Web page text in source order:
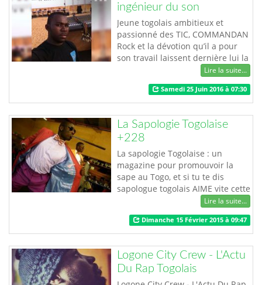
ingénieur du son
Jeune togolais ambitieux et
passionné des TIC, COMMANDAN
Rock et la dévotion qu’il a pour
son travail laissent dernière lui la
marque d’un jeune homme très
du résultat et de la rentabilité fait
de Divine Authority sa structure,
une des plus remarquables et
connues. Son sens pointu de
l’organisation est à l’image d…
Lire la suite...
Samedi 25 Juin 2016 à 07:30
La Sapologie Togolaise
+228
La sapologie Togolaise : un
magazine pour promouvoir la
sape au Togo, et si tu te dis
sapologue togolais AIME vite cette
Lire la suite...
Dimanche 15 Février 2015 à 09:47
Logone City Crew - L'Actu
Du Rap Togolais